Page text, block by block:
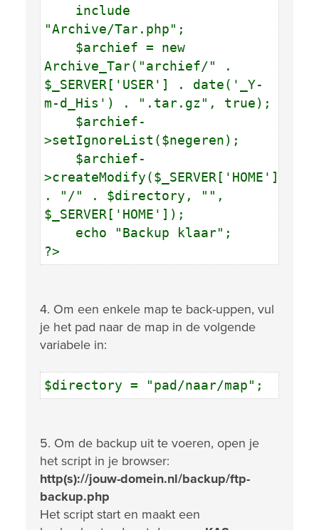
include
"Archive/Tar.php";
$archief = new
Archive_Tar("archief/" .
$_SERVER['USER'] . date('_Y-
m-d_His') . ".tar.gz", true);
$archief-
>setIgnoreList($negeren);
$archief-
>createModify($_SERVER['HOME']
. "/" . $directory, "",
$_SERVER['HOME']);
echo "Backup klaar";
?>
4. Om een enkele map te back-uppen, vul
je het pad naar de map in de volgende
variabele in:
$directory = "pad/naar/map";
5. Om de backup uit te voeren, open je
het script in je browser:
http(s)://jouw-domein.nl/backup/ftp-
backup.php
Het script start en maakt een